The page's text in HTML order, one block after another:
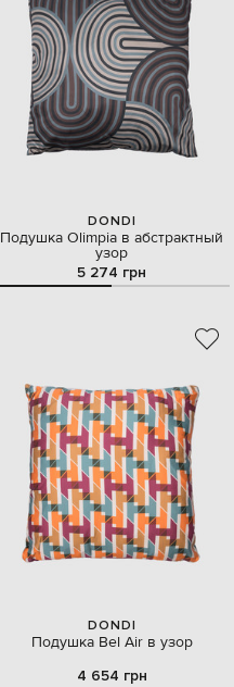
DONDI
Подушка Olimpia в абстрактный
узор
5 274 грн
DONDI
Подушка Bel Air в узор
4 654 грн